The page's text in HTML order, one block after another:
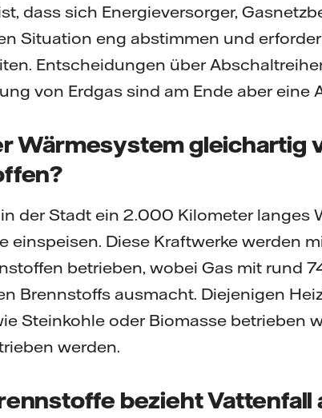
dass sich Energieversorger,
Situation eng abstimmen und
Entscheidungen über
von Erdgas sind am Ende aber eine
Wärmesystem gleichartig
der Stadt ein 2.000 Kilometer langes
einspeisen. Diese Kraftwerke werden
betrieben, wobei Gas mit rund
Brennstoffs ausmacht. Diejenigen
Steinkohle oder Biomasse betrieben
werden.
bezieht Vattenfall